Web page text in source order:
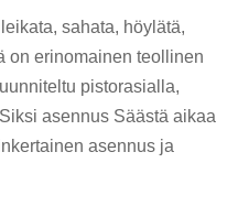
sahata, höylätä,
on erinomainen teollinen
pistorasialla,
asennus Säästä aikaa
asennus ja